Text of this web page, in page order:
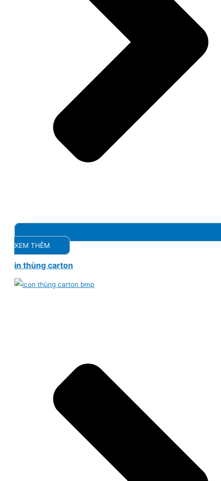
XEM THÊM
in thùng carton